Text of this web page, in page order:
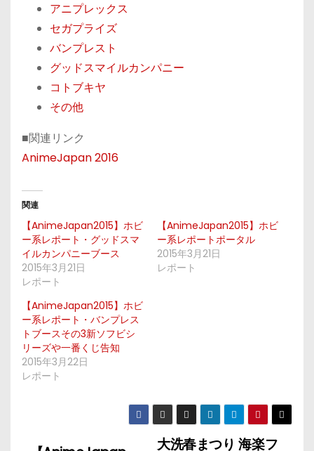
アニプレックス
セガプライズ
バンプレスト
グッドスマイルカンパニー
コトブキヤ
その他
■関連リンク
AnimeJapan 2016
関連
【AnimeJapan2015】ホビ
ー系レポート・グッドスマ
イルカンパニーブース
2015年3月21日
レポート
【AnimeJapan2015】ホビ
ー系レポートポータル
2015年3月21日
レポート
【AnimeJapan2015】ホビ
ー系レポート・バンプレス
トブースその3新ソフビシ
リーズや一番くじ告知
2015年3月22日
レポート
大洗春まつり 海楽フ